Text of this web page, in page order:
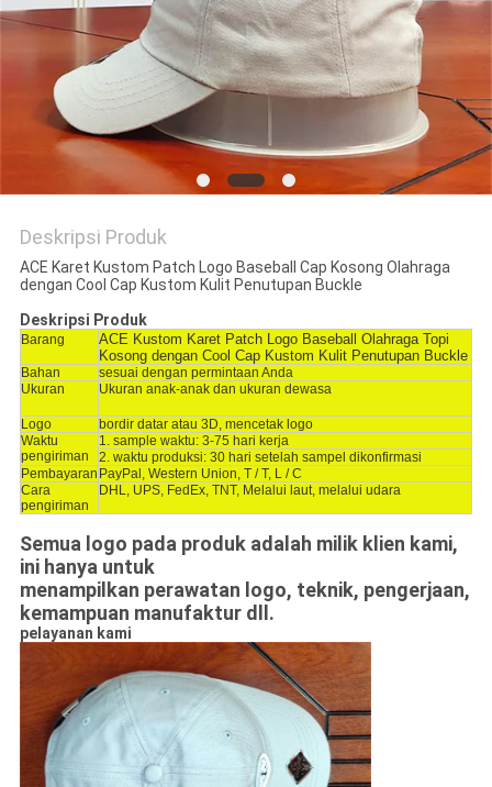
Deskripsi Produk
ACE Karet Kustom Patch Logo Baseball Cap Kosong Olahraga
dengan Cool Cap Kustom Kulit Penutupan Buckle
Deskripsi Produk
Barang
ACE Kustom Karet Patch Logo Baseball Olahraga Topi
Kosong dengan Cool Cap Kustom Kulit Penutupan Buckle
Bahan
sesuai dengan permintaan Anda
Ukuran
Ukuran anak-anak dan ukuran dewasa
Logo
bordir datar atau 3D, mencetak logo
Waktu
pengiriman
1. sample waktu: 3-75 hari kerja
2. waktu produksi: 30 hari setelah sampel dikonfirmasi
Pembayaran PayPal, Western Union, T / T, L / C
Cara
pengiriman
DHL, UPS, FedEx, TNT, Melalui laut, melalui udara
Semua logo pada produk adalah milik klien kami,
ini hanya untuk
menampilkan perawatan logo, teknik, pengerjaan,
kemampuan manufaktur dll.
pelayanan kami